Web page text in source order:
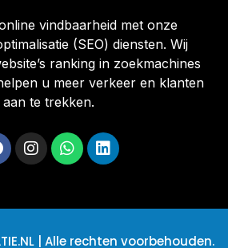
vindbaarheid met onze
(SEO) diensten. Wij
ranking in zoekmachines
u meer verkeer en klanten
aan te trekken.
| Alle rechten voorbehouden.